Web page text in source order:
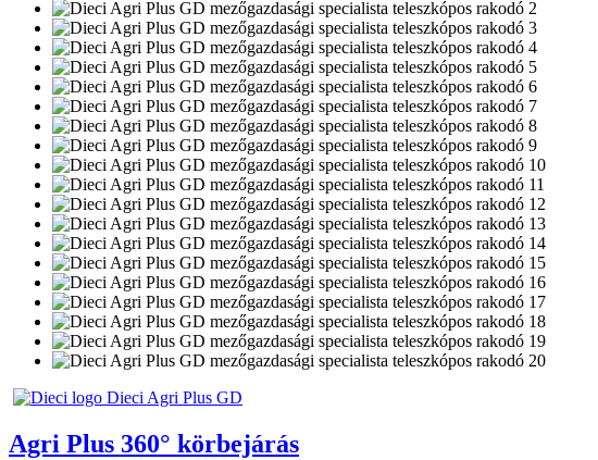
Agri Plus 360° körbejárás